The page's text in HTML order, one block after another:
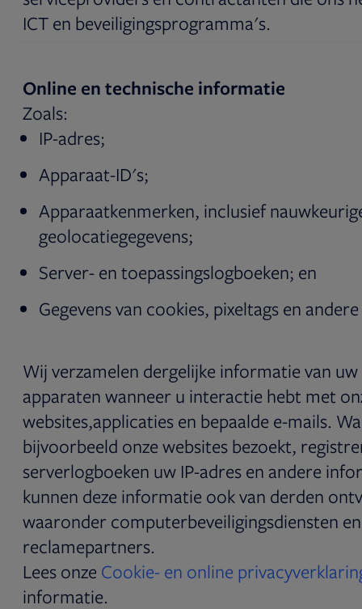
ICT en beveiligingsprogramma's.
Online en technische informatie
Zoals:
IP-adres;
Apparaat-ID's;
Apparaatkenmerken, inclusief
geolocatiegegevens;
Server- en toepassingslogboeken; en
Gegevens van cookies, pixeltags en
Wij verzamelen dergelijke informatie van
apparaten wanneer u interactie hebt met
websites,applicaties en bepaalde e-mails.
bijvoorbeeld onze websites bezoekt,
serverlogboeken uw IP-adres en andere
kunnen deze informatie ook van derden
waaronder computerbeveiligingsdiensten en
reclamepartners.
Lees onze Cookie- en online
informatie.